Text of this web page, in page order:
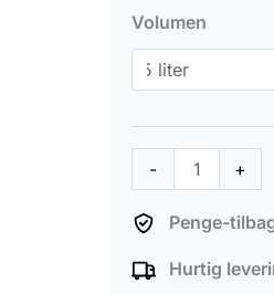
Volumen
-
Cleaner
+
Penge-
Hurtig